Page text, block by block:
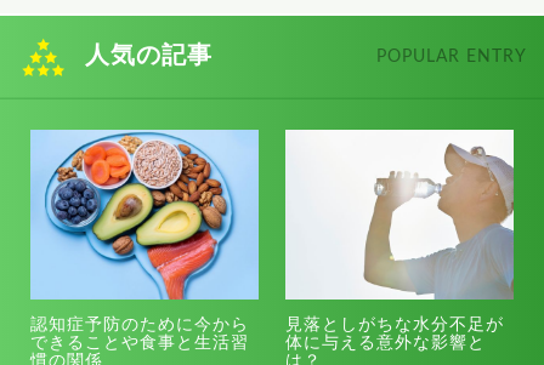
人気の記事 POPULAR ENTRY
認知症予防のために今から
できることや食事と生活習
見落としがちな水分不足が
体に与える意外な影響と